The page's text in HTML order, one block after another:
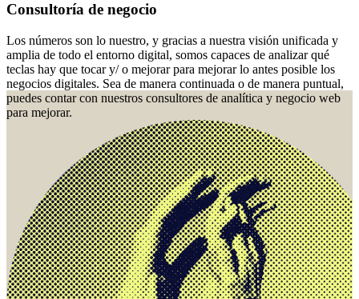
Consultoría de negocio
Los números son lo nuestro, y gracias a nuestra visión unificada y
amplia de todo el entorno digital, somos capaces de analizar qué
teclas hay que tocar y/ o mejorar para mejorar lo antes posible los
negocios digitales. Sea de manera continuada o de manera puntual,
puedes contar con nuestros consultores de analítica y negocio web
para mejorar.